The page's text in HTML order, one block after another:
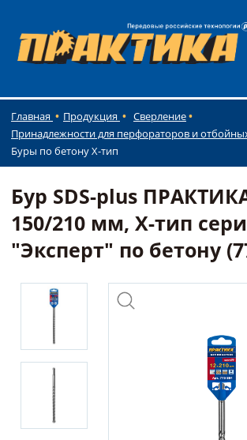
Главная Продукция
Сверление
Принадлежности для перфораторов и
Буры по бетону Х-тип
Бур SDS-plus
150/210 мм, Х-тип
"Эксперт" по бетону